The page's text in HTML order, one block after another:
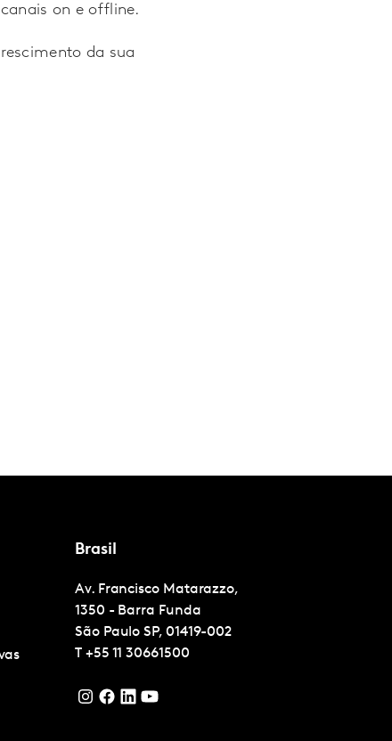
on e offline.
da sua
Brasil
Av. Francisco Matarazzo,
1350 - Barra Funda
São Paulo SP, 01419-002
T +55 11 30661500